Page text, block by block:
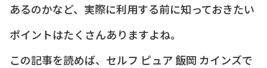
あるのかなど、実際に利用する前に知っておきたい
ポイントはたくさんありますよね。
この記事を読めば、セルフ ピュア 飯岡 カインズで